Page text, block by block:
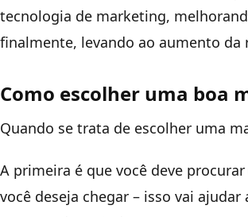
tecnologia de marketing,
finalmente, levando ao aumento da
Como escolher uma boa
Quando se trata de escolher uma
A primeira é que você deve
você deseja chegar – isso vai